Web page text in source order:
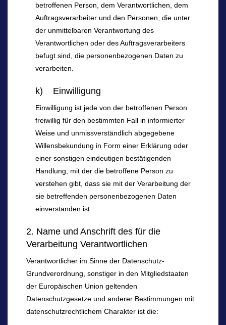
betroffenen Person, dem Verantwortlichen, dem
Auftragsverarbeiter und den Personen, die unter
der unmittelbaren Verantwortung des
Verantwortlichen oder des Auftragsverarbeiters
befugt sind, die personenbezogenen Daten zu
verarbeiten.
k) Einwilligung
Einwilligung ist jede von der betroffenen Person
freiwillig für den bestimmten Fall in informierter
Weise und unmissverständlich abgegebene
Willensbekundung in Form einer Erklärung oder
einer sonstigen eindeutigen bestätigenden
Handlung, mit der die betroffene Person zu
verstehen gibt, dass sie mit der Verarbeitung der
sie betreffenden personenbezogenen Daten
einverstanden ist.
2. Name und Anschrift des für die
Verarbeitung Verantwortlichen
Verantwortlicher im Sinne der Datenschutz-
Grundverordnung, sonstiger in den Mitgliedstaaten
der Europäischen Union geltenden
Datenschutzgesetze und anderer Bestimmungen mit
datenschutzrechtlichem Charakter ist die: